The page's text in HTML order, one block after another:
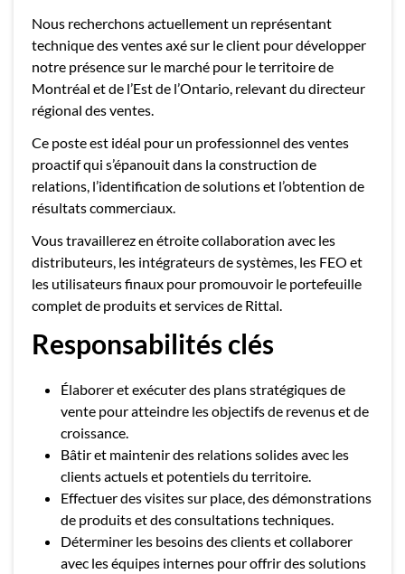
Nous recherchons actuellement un représentant
technique des ventes axé sur le client pour développer
notre présence sur le marché pour le territoire de
Montréal et de l’Est de l’Ontario, relevant du directeur
régional des ventes.
Ce poste est idéal pour un professionnel des ventes
proactif qui s’épanouit dans la construction de
relations, l’identification de solutions et l’obtention de
résultats commerciaux.
Vous travaillerez en étroite collaboration avec les
distributeurs, les intégrateurs de systèmes, les FEO et
les utilisateurs finaux pour promouvoir le portefeuille
complet de produits et services de Rittal.
Responsabilités clés
Élaborer et exécuter des plans stratégiques de
vente pour atteindre les objectifs de revenus et de
croissance.
Bâtir et maintenir des relations solides avec les
clients actuels et potentiels du territoire.
Effectuer des visites sur place, des démonstrations
de produits et des consultations techniques.
Déterminer les besoins des clients et collaborer
avec les équipes internes pour offrir des solutions